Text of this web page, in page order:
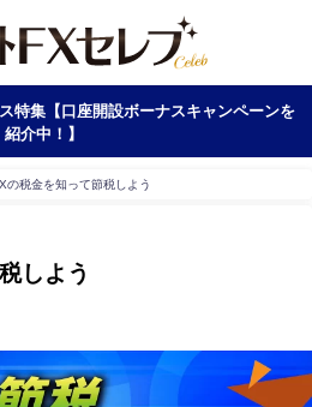
特集【口座開設ボーナスキャンペーンを
紹介中！】
の税金を知って節税しよう
しよう